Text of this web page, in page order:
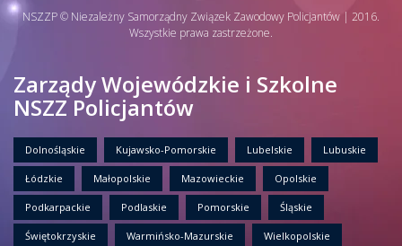
NSZZP © Niezależny Samorządny Związek Zawodowy Policjantów | 2016.
Wszystkie prawa zastrzeżone.
Zarządy Wojewódzkie i Szkolne
NSZZ Policjantów
Dolnośląskie Kujawsko-Pomorskie Lubelskie Lubuskie
Łódzkie Małopolskie Mazowieckie Opolskie
Podkarpackie Podlaskie Pomorskie Śląskie
Świętokrzyskie Warmińsko-Mazurskie Wielkopolskie